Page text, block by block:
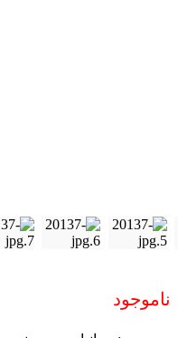
ناموجود